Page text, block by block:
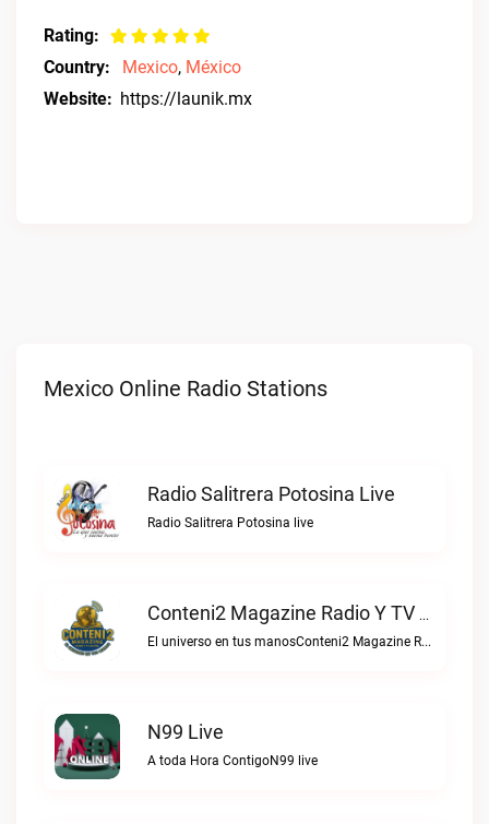
Rating:
Country:
Mexico, México
Website: https://launik.mx
Mexico Online Radio Stations
Radio Salitrera Potosina Live
Radio Salitrera Potosina live
Conteni2 Magazine Radio Y TV Digital Live
El universo en tus manosConteni2 Magazine Radio y TV Digital live
N99 Live
A toda Hora ContigoN99 live